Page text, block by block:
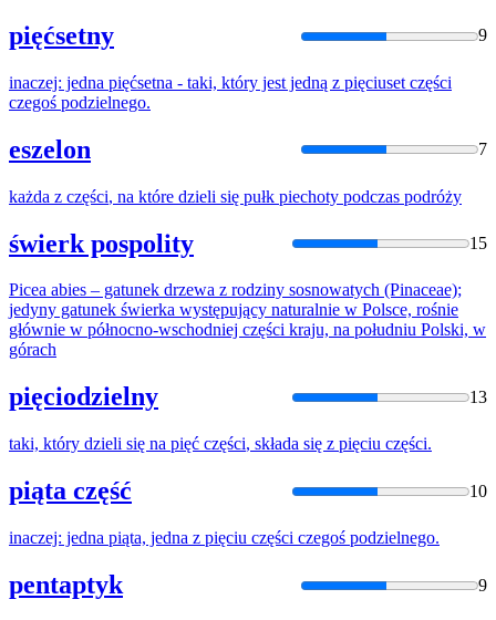
pięćsetny 9
inaczej: jedna pięćsetna - taki, który jest jedną z pięciuset części
czegoś podzielnego.
eszelon 7
każda z części, na które dzieli się pułk piechoty podczas podróży
świerk pospolity 15
Picea abies – gatunek drzewa z rodziny sosnowatych (Pinaceae);
jedyny gatunek świerka występujący naturalnie w Polsce, rośnie
głównie w północno-wschodniej części kraju, na południu Polski, w
górach
pięciodzielny 13
taki, który dzieli się na pięć części, składa się z pięciu części.
piąta część 10
inaczej: jedna piąta, jedna z pięciu części czegoś podzielnego.
pentaptyk 9